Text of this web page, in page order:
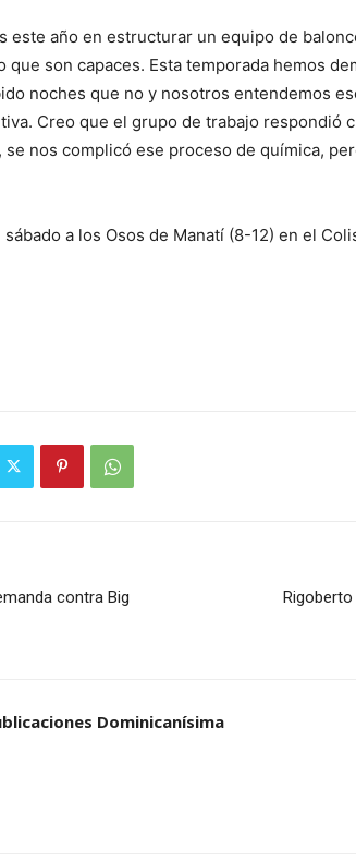
este año en estructurar un equipo de
que son capaces. Esta temporada hemos
noches que no y nosotros entendemos
Creo que el grupo de trabajo respondió
nos complicó ese proceso de química,
a los Osos de Manatí (8-12) en el
contra Big
Rigoberto
Dominicanísima